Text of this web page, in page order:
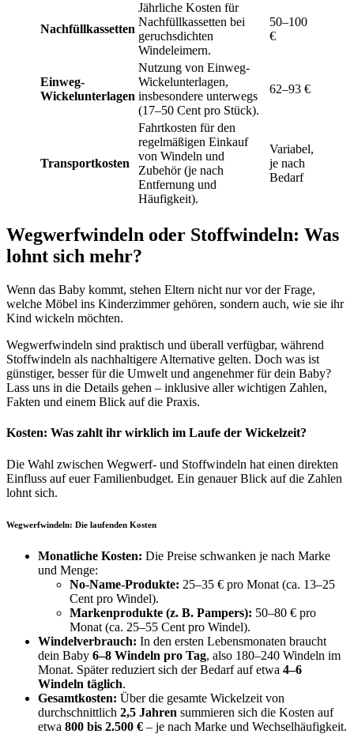
Nachfüllkassetten
Jährliche Kosten für
Nachfüllkassetten bei
geruchsdichten
Windeleimern.
50–100
€
Einweg-
Wickelunterlagen
Nutzung von Einweg-
Wickelunterlagen,
insbesondere unterwegs
(17–50 Cent pro Stück).
62–93 €
Transportkosten
Fahrtkosten für den
regelmäßigen Einkauf
von Windeln und
Zubehör (je nach
Entfernung und
Häufigkeit).
Variabel,
je nach
Bedarf
Wegwerfwindeln oder Stoffwindeln: Was
lohnt sich mehr?
Wenn das Baby kommt, stehen Eltern nicht nur vor der Frage,
welche Möbel ins Kinderzimmer gehören, sondern auch, wie sie ihr
Kind wickeln möchten.
Wegwerfwindeln sind praktisch und überall verfügbar, während
Stoffwindeln als nachhaltigere Alternative gelten. Doch was ist
günstiger, besser für die Umwelt und angenehmer für dein Baby?
Lass uns in die Details gehen – inklusive aller wichtigen Zahlen,
Fakten und einem Blick auf die Praxis.
Kosten: Was zahlt ihr wirklich im Laufe der Wickelzeit?
Die Wahl zwischen Wegwerf- und Stoffwindeln hat einen direkten
Einfluss auf euer Familienbudget. Ein genauer Blick auf die Zahlen
lohnt sich.
Wegwerfwindeln: Die laufenden Kosten
Monatliche Kosten: Die Preise schwanken je nach Marke
und Menge:
No-Name-Produkte: 25–35 € pro Monat (ca. 13–25
Cent pro Windel).
Markenprodukte (z. B. Pampers): 50–80 € pro
Monat (ca. 25–55 Cent pro Windel).
Windelverbrauch: In den ersten Lebensmonaten braucht
dein Baby 6–8 Windeln pro Tag, also 180–240 Windeln im
Monat. Später reduziert sich der Bedarf auf etwa 4–6
Windeln täglich.
Gesamtkosten: Über die gesamte Wickelzeit von
durchschnittlich 2,5 Jahren summieren sich die Kosten auf
etwa 800 bis 2.500 € – je nach Marke und Wechselhäufigkeit.